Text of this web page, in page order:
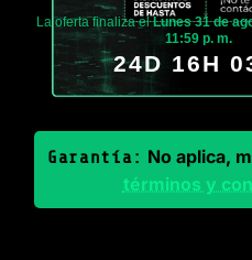
La oferta finaliza elLunes 31 de
11:59 p. m.
24D 16H
Garantía: No aplica,
términos y